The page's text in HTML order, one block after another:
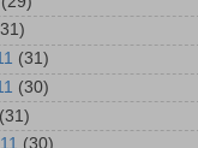
(31)
(30)
(31)
(30)